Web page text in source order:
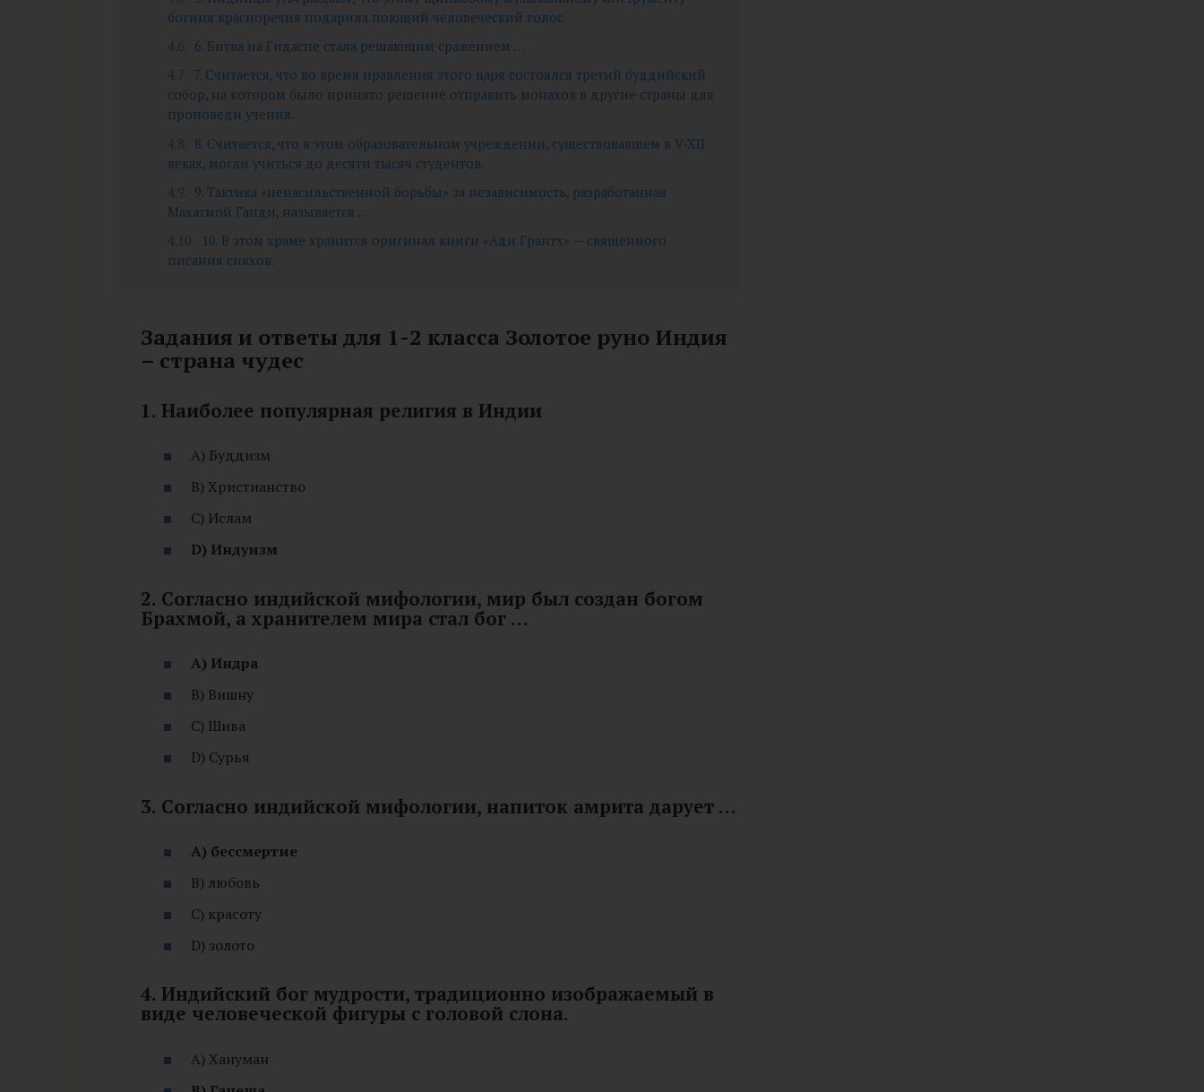
богиня красноречия подарила поющий человеческий голос.
6. Битва на Гидаспе стала решающим сражением …
7. Считается, что во время правления этого царя состоялся третий буддийский
собор, на котором было принято решение отправить монахов в другие страны для
проповеди учения.
8. Считается, что в этом образовательном учреждении, существовавшем в V-XII
веках, могли учиться до десяти тысяч студентов.
9. Тактика «ненасильственной борьбы» за независимость, разработанная
Махатмой Ганди, называется …
10. В этом храме хранится оригинал книги «Ади Грантх» — священного
писания сикхов.
Задания и ответы для 1-2 класса Золотое руно Индия
– страна чудес
1. Наиболее популярная религия в Индии
A) Буддизм
B) Христианство
C) Ислам
D) Индуизм
2. Согласно индийской мифологии, мир был создан богом
Брахмой, а хранителем мира стал бог …
A) Индра
B) Вишну
C) Шива
D) Сурья
3. Согласно индийской мифологии, напиток амрита дарует …
A) бессмертие
B) любовь
C) красоту
D) золото
4. Индийский бог мудрости, традиционно изображаемый в
виде человеческой фигуры с головой слона.
A) Хануман